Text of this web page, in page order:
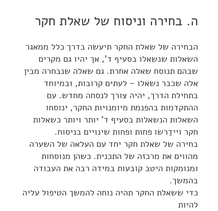
ה. בחירה וניסוח של שאלת חקר
הבחירה של שאלת החקר תיעשה בדרך כלל ממאגר
השאלות שנשאלו בסעיף ד', אך יהיו גם מקרים
שבהם תנוסח שאלה אחרת. גם שאלה שנבחרה מבין
אלה שכבר נשאלו – לעתים קרובות, ובמיוחד
בתחילת הדרך, יהיה צורך לנסחה מחדש. עם
ההתקדמות בהפנמת מיומנויות החקר, ינוסחו
השאלות הנשאלות בסעיף ד' יותר ויותר כשאלות
חקר ויידַרשו פחות ופחות שינויים בניסוח.
בחירה של שאלת חקר יחד עם העלאה של השערה
מהווים את מרכזה של התכנית. כשהן מנוסחות
ומנומקות היטב קובעות במידה רבה את העבודה
בהמשך.
כדי ששאלת החקר תהיה נוחה להמשך הטיפול עליה
להיות